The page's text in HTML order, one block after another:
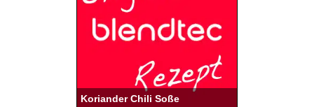
Koriander Chili Soße